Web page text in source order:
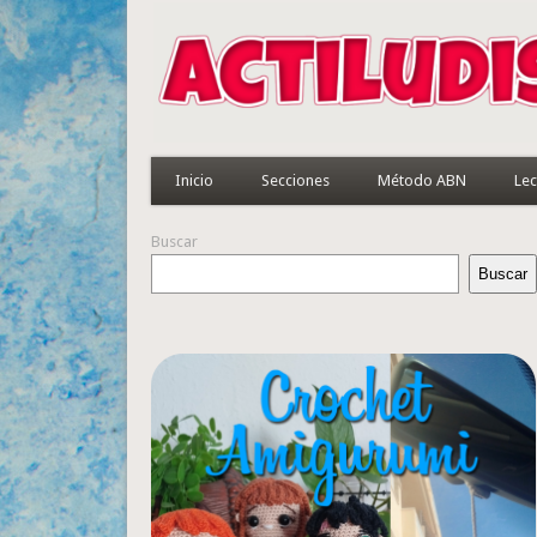
Inicio Secciones Método ABN
Buscar
Buscar